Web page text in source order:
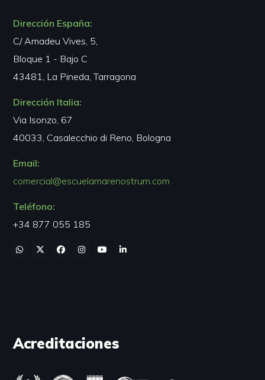
Dirección España:
C/ Amadeu Vives, 5,
Bloque 1 - Bajo C
43481, La Pineda, Tarragona
Dirección Italia:
Via Isonzo, 67
40033, Casalecchio di Reno, Bologna
Email:
comercial@escuelamarenostrum.com
Teléfono:
+34 877 055 185
Acreditaciones